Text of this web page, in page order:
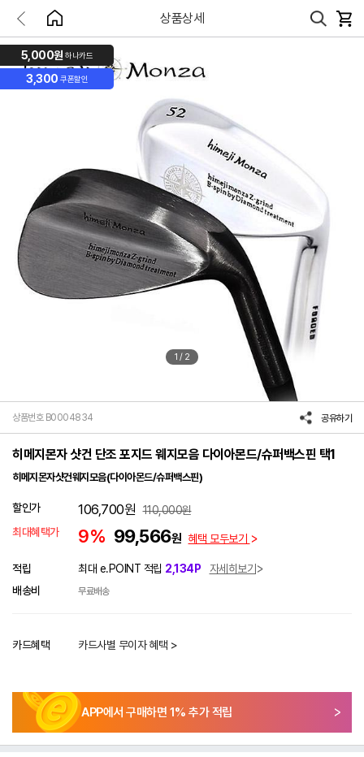
상품상세
5,000원 하나카드
3,300 쿠폰할인
1 / 2
상품번호 B0004834 공유하기
히메지몬자 샷건 단조 포지드 웨지모음 다이아몬드/슈퍼백스핀 택1
히메지몬자샷건웨지모음(다이아몬드/슈퍼백스핀)
할인가 106,700원 110,000원
최대혜택가
9% 99,566원 혜택 모두보기
적립 최대 e.POINT 적립 2,134P
자세히보기
배송비
무료배송
카드혜택 카드사별 무이자 혜택 >
APP에서 구매하면 1% 추가 적립